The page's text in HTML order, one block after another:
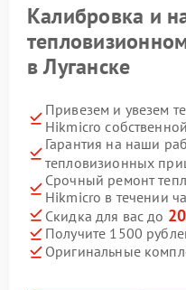
Калибровка и
в Луганске
Привезем и увезем
Hikmicro
Гарантия на наши
тепловизионных
Срочный ремонт
Hikmicro в течении
Скидка для вас до
Получите 1500
Оригинальные